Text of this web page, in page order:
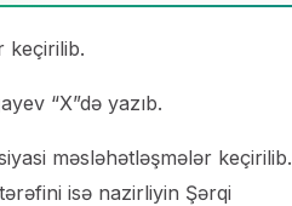
keçirilib.
“X”də yazıb.
məsləhətləşmələr keçirilib.
isə nazirliyin Şərqi